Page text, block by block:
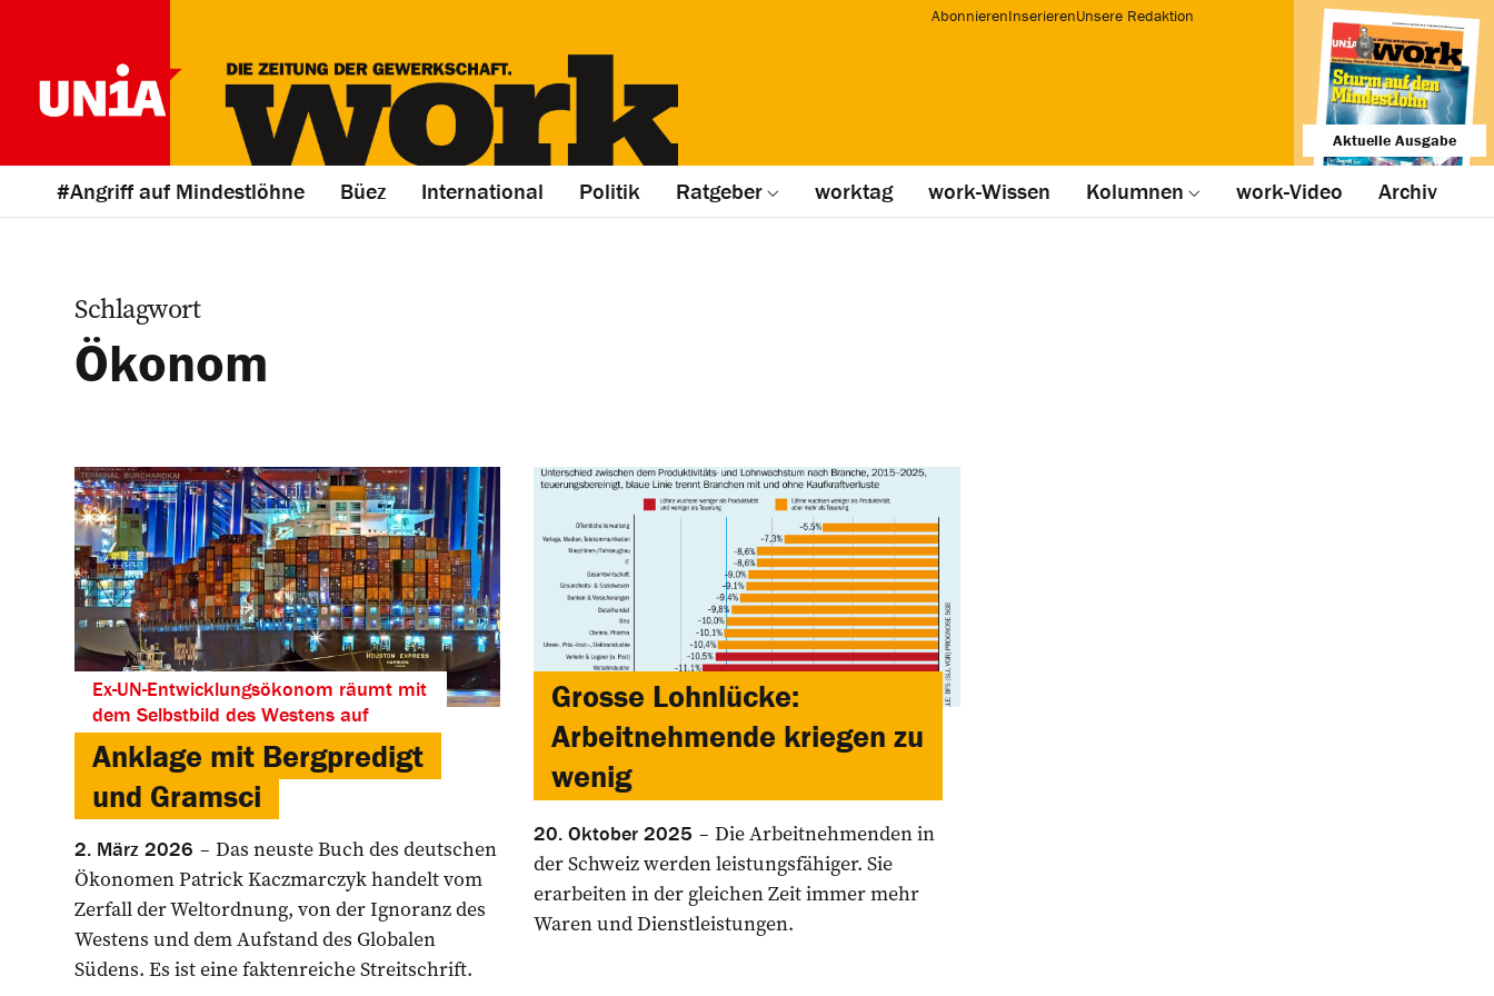
AbonnierenInserierenUnsere Redaktion
Aktuelle Ausgabe
#Angriff auf Mindestlöhne Büez International Politik Ratgeber worktag work-Wissen Kolumnen work-Video Archiv
Schlagwort
Ökonom
Ex-UN-Entwicklungsökonom räumt mit
dem Selbstbild des Westens auf
Anklage mit Bergpredigt
und Gramsci
2. März 2026
Das neuste Buch des deutschen
Ökonomen Patrick Kaczmarczyk handelt vom
Zerfall der Weltordnung, von der Ignoranz des
Westens und dem Aufstand des Globalen
Südens. Es ist eine faktenreiche Streitschrift.
Grosse Lohnlücke:
Arbeitnehmende kriegen zu
wenig
20. Oktober 2025
Die Arbeitnehmenden in
der Schweiz werden leistungsfähiger. Sie
erarbeiten in der gleichen Zeit immer mehr
Waren und Dienstleistungen.